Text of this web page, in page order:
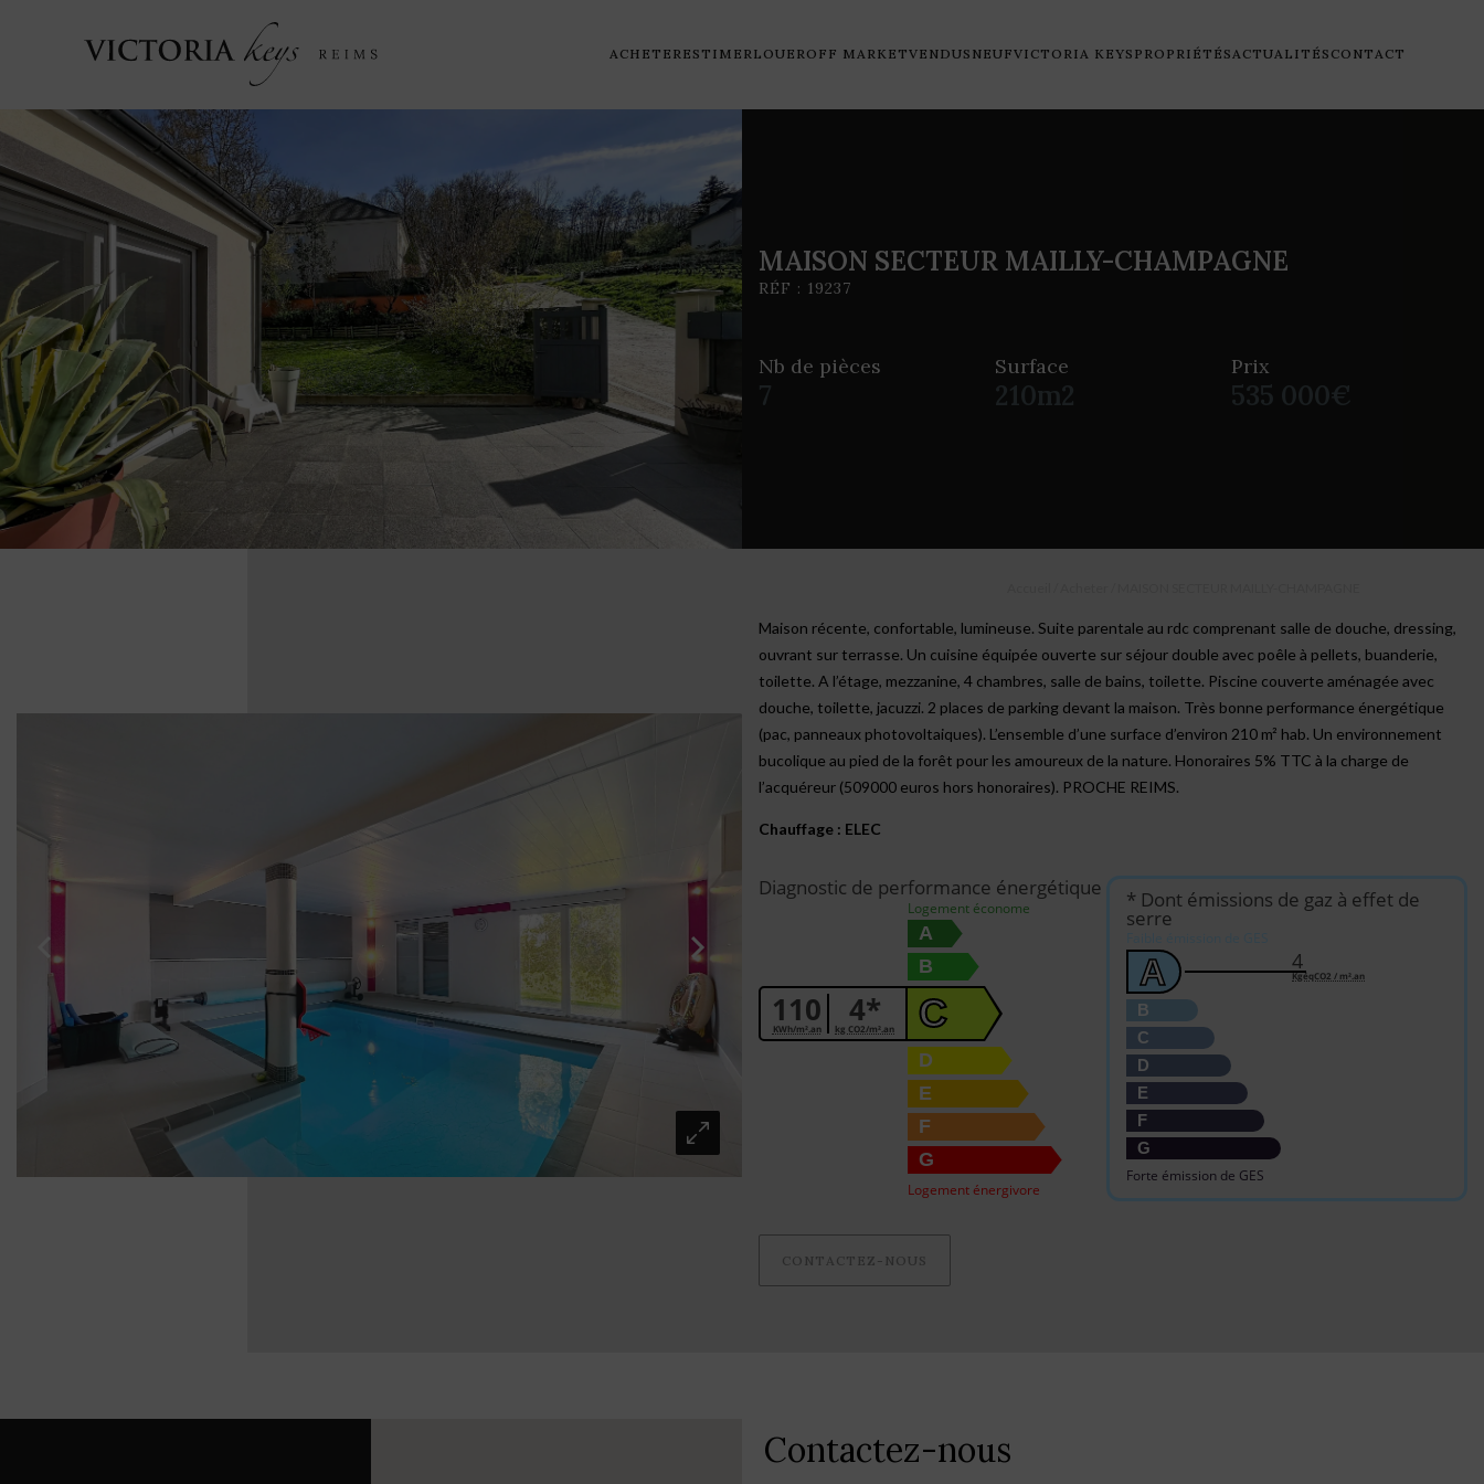
ACHETERESTIMERLOUEROFF MARKETVENDUS NEUFVICTORIA KEYS PROPRIÉTÉSACTUALITÉS CONTACT
MAISON SECTEUR MAILLY-CHAMPAGNE
RÉF : 19237
Nb de pièces
7
Surface
210m2
Prix
535 000€
Maison récente, confortable, lumineuse. Suite parentale au rdc comprenant salle de douche, dressing,
ouvrant sur terrasse. Un cuisine équipée ouverte sur séjour double avec poêle à pellets, buanderie,
toilette. A l’étage, mezzanine, 4 chambres, salle de bains, toilette. Piscine couverte aménagée avec
douche, toilette, jacuzzi. 2 places de parking devant la maison. Très bonne performance énergétique
(pac, panneaux photovoltaiques). L’ensemble d’une surface d’environ 210 m² hab. Un environnement
bucolique au pied de la forêt pour les amoureux de la nature. Honoraires 5% TTC à la charge de
l’acquéreur (509000 euros hors honoraires). PROCHE REIMS.
Chauffage : ELEC
Diagnostic de performance énergétique
110
KWh/m².an 4*
kg CO2/m².an
Logement économe
A
B
C
D
E
F
G
Logement énergivore
* Dont émissions de gaz à effet de
serre
A
B
C
D
E
F
G
Forte émission de GES
4
KgéqCO2 / m².an
CONTACTEZ-NOUS
Contactez-nous